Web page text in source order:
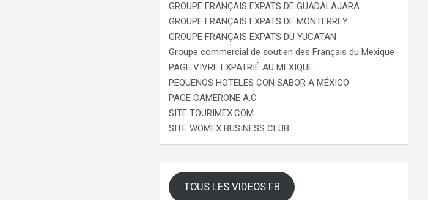
GROUPE FRANÇAIS EXPATS DE GUADALAJARA
GROUPE FRANÇAIS EXPATS DE MONTERREY
GROUPE FRANÇAIS EXPATS DU YUCATAN
Groupe commercial de soutien des Français du Mexique
PAGE VIVRE EXPATRIÉ AU MEXIQUE
PEQUEÑOS HOTELES CON SABOR A MÉXICO
PAGE CAMERONE A.C
SITE TOURIMEX.COM
SITE WOMEX BUSINESS CLUB
TOUS LES VIDEOS FB